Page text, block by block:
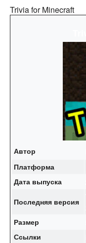
Trivia for Minecraft
Автор
Платформа
Дата выпуска
Последняя версия
Размер
Ссылки